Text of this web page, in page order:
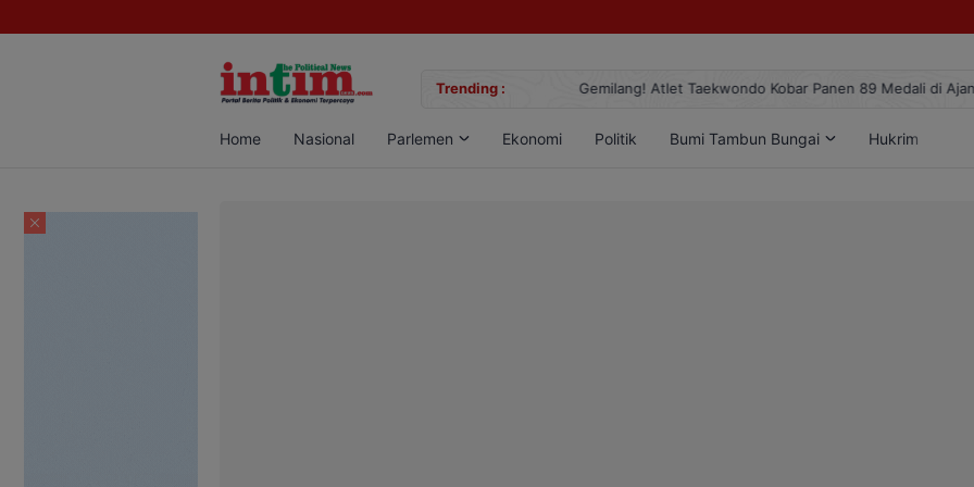
Trending :
Sabu di Pangkalan Bun, Dua Pelaku Diamankan Gemilang! Atlet Taekwondo Kobar Panen 89 Medali di Ajang
Home Nasional Parlemen Ekonomi Politik Bumi Tambun Bungai Hukrim